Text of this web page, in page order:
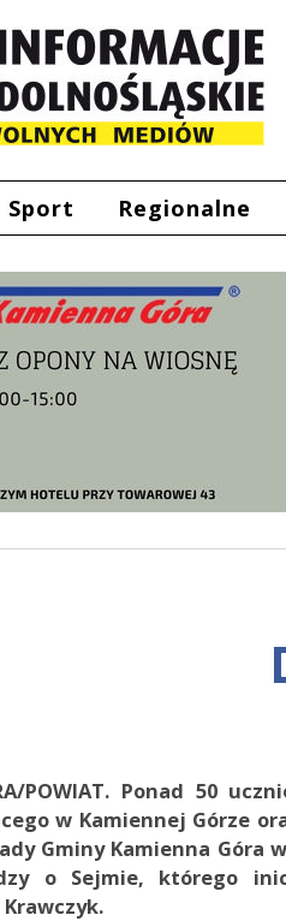
Sport Regionalne
POWIAT. Ponad 50
w Kamiennej Górze
Gminy Kamienna Góra
o Sejmie, którego